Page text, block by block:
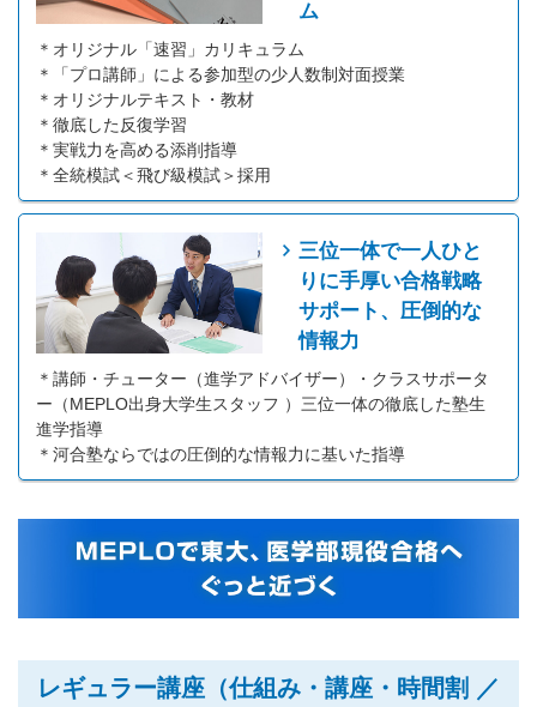
ム
＊オリジナル「速習」カリキュラム
＊「プロ講師」による参加型の少人数制対面授業
＊オリジナルテキスト・教材
＊徹底した反復学習
＊実戦力を高める添削指導
＊全統模試＜飛び級模試＞採用
三位一体で一人ひと
りに手厚い合格戦略
サポート、圧倒的な
情報力
＊講師・チューター（進学アドバイザー）・クラスサポータ
ー（MEPLO出身大学生スタッフ ）三位一体の徹底した塾生
進学指導
＊河合塾ならではの圧倒的な情報力に基いた指導
レギュラー講座（仕組み・講座・時間割 ／